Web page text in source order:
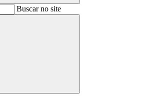
BuscarBuscar no site